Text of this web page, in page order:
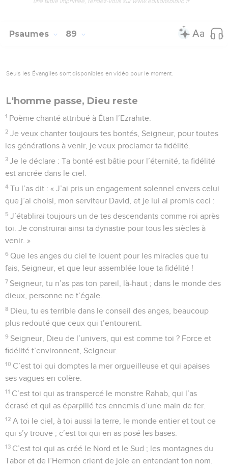
Où sont passées les promesses faites à
Chant. Psaume appartenant au recueil de la confrérie de
l’Ezrahite.
nuit je me tiens devant toi.
3 Accueille ma prière avec bienveillance, tends une oreille
attentive à ma plainte.
4 Oui, j’en ai plus qu’assez, des malheurs, et je suis à deux
doigts de la mort.
5 Tous me considèrent comme un homme fini, un homme
pour qui on ne peut plus rien.
6 J’ai ma place parmi les morts, comme les cadavres couchés
dans la tombe. Tu ne tiens plus compte d’eux et tu ne fais
plus rien pour eux.
7
Tu m’as mis au fond du gouffre, dans l’obscurité profonde
de la mort.
8 Ta fureur s’est abattue sur moi en vagues dont tu
m’accables.
9 Tu as éloigné de moi mes familiers, je suis pour eux un
objet de dégoût. Me voilà enfermé dans mon malheur,
impossible d’en sortir.
10
Mes yeux sont usés de chagrin. Chaque jour, Seigneur, je
t’appelle au secours, je tends les mains vers toi.
11 Feras-tu un miracle pour les morts ? Vont-ils se lever pour
te louer ? Pause
12 Chez les défunts, parlera-t-on de ta bonté, ou de ta fidélité
dans le monde des morts ?
13
Dans la nuit totale sait-on quelque chose de tes miracles ?
Au pays de l’oubli a-t-on une idée de ta loyauté ?
14 Moi, je t’appelle au secours, Seigneur, dès le matin, je
t’expose ma demande :